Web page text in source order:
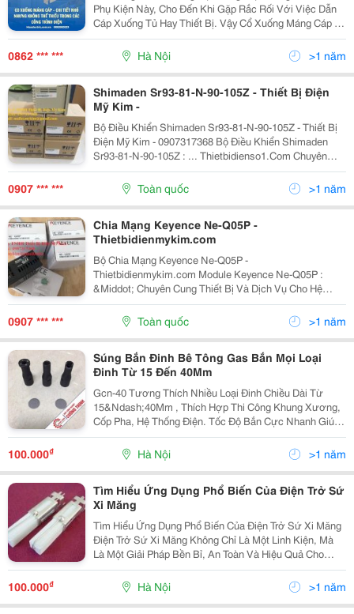
Phụ Kiện Này, Cho Đến Khi Gặp Rắc Rối Với Việc Dẫn
Cáp Xuống Tủ Hay Thiết Bị. Vậy Cổ Xuống Máng Cáp Là
Gì? Có Mấy Loại? Báo Giá Bao Nhiêu Trong Năm 2025?
Thông Tin Chi Tiết Kèm Ứng Dụng Thực Tế Đã Được...
0862 *** *** Hà Nội >1 năm
Shimaden Sr93-81-N-90-105Z - Thiết Bị Điện
Mỹ Kim -
Bộ Điều Khiển Shimaden Sr93-81-N-90-105Z - Thiết Bị
Điện Mỹ Kim - 0907317368 Bộ Điều Khiển Shimaden
Sr93-81-N-90-105Z : ... Thietbidienso1.Com Chuyên
Cung Thiết Bị Và Dịch Vụ Cho Hệ Thống Điện Tự Động
Trong Công Nghiệp Cũng Như Điện Dân ... Công...
0907 *** *** Toàn quốc >1 năm
Chia Mạng Keyence Ne-Q05P -
Thietbidienmykim.com
Bộ Chia Mạng Keyence Ne-Q05P -
Thietbidienmykim.com Module Keyence Ne-Q05P :
&Middot; Chuyên Cung Thiết Bị Và Dịch Vụ Cho Hệ
Thống Điện Tự Động Trong Công Nghiệp Cũng Như Điện
Dân Dụng. &Middot; Chúng Tôi Tự Hào Là Nhà Cung ..
Công Ty Tnhh Thiết...
0907 *** *** Toàn quốc >1 năm
Súng Bắn Đinh Bê Tông Gas Bắn Mọi Loại
Đinh Từ 15 Đến 40Mm
Gcn-40 Tương Thích Nhiều Loại Đinh Chiều Dài Từ
15&Ndash;40Mm , Thích Hợp Thi Công Khung Xương,
Cốp Pha, Hệ Thống Điện. Tốc Độ Bắn Cực Nhanh Giúp
Tiết Kiệm Thời Gian Và Nhân Công. Chi Tiết Sản Phẩm:
Https://Www.congnghiepcuongthinh.com/Sung-Ban-
Dinh-...
100.000₫ Hà Nội >1 năm
Tìm Hiểu Ứng Dụng Phổ Biến Của Điện Trở Sứ
Xi Măng
Tìm Hiểu Ứng Dụng Phổ Biến Của Điện Trở Sứ Xi Măng
Điện Trở Sứ Xi Măng Không Chỉ Là Một Linh Kiện, Mà
Là Một Giải Pháp Bền Bỉ, An Toàn Và Hiệu Quả Cho
Việc Kiểm Soát Công Suất Trong Các Hệ Thống Điện Tử
100.000₫ Hà Nội >1 năm